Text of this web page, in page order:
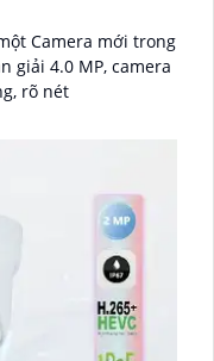
Camera mới trong
rõ nét